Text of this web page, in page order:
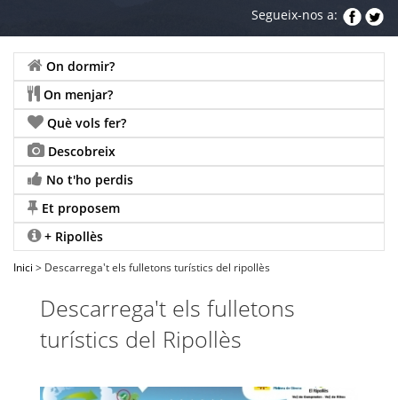
Segueix-nos a:
On dormir?
On menjar?
Què vols fer?
Descobreix
No t'ho perdis
Et proposem
+ Ripollès
Inici > Descarrega't els fulletons turístics del ripollès
Descarrega't els fulletons
turístics del Ripollès